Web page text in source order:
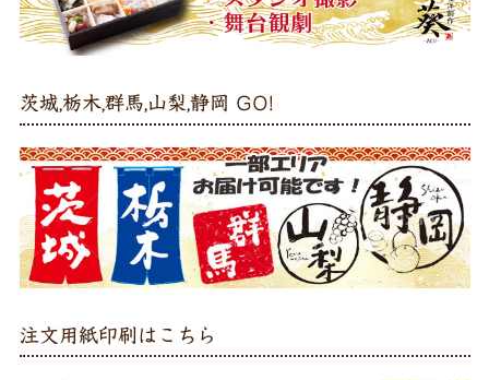
茨城,栃木,群馬,山梨,静岡 GO!
注文用紙印刷はこちら